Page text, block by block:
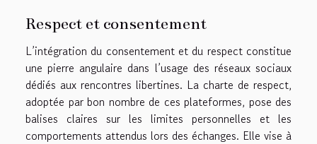
Respect et consentement
L’intégration du consentement et du respect constitue
une pierre angulaire dans l’usage des réseaux sociaux
dédiés aux rencontres libertines. La charte de respect,
adoptée par bon nombre de ces plateformes, pose des
balises claires sur les limites personnelles et les
comportements attendus lors des échanges. Elle vise à